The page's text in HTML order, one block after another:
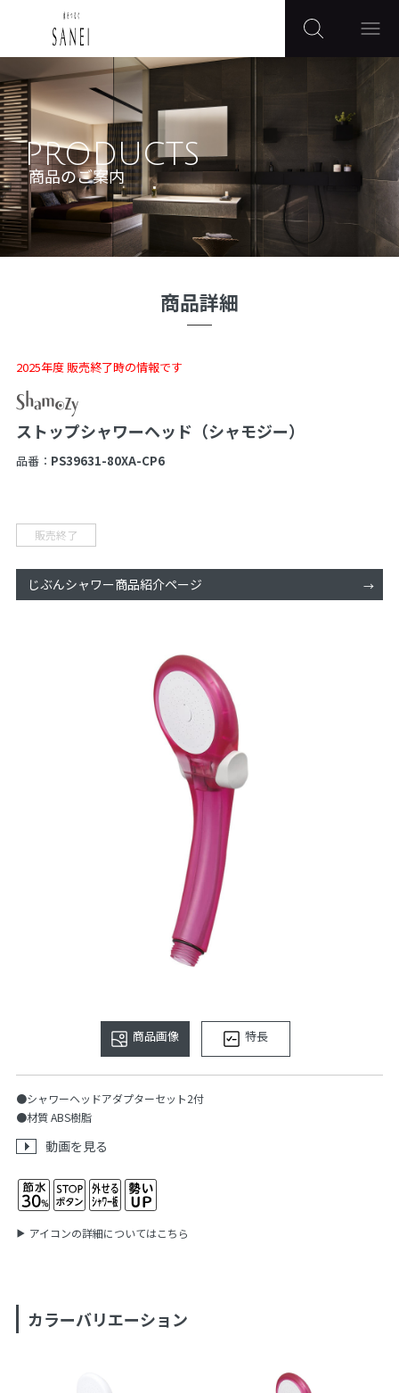
PRODUCTS
商品のご案内
商品詳細
2025年度 販売終了時の情報です
ストップシャワーヘッド（シャモジー）
品番： PS39631-80XA-CP6
販売終了
じぶんシャワー商品紹介ページ
商品画像 特長
●シャワーヘッドアダプターセット2付
●材質 ABS樹脂
動画を見る
アイコンの詳細についてはこちら
カラーバリエーション